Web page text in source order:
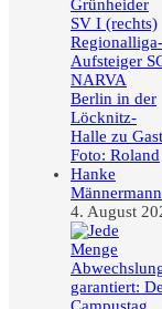
4. August